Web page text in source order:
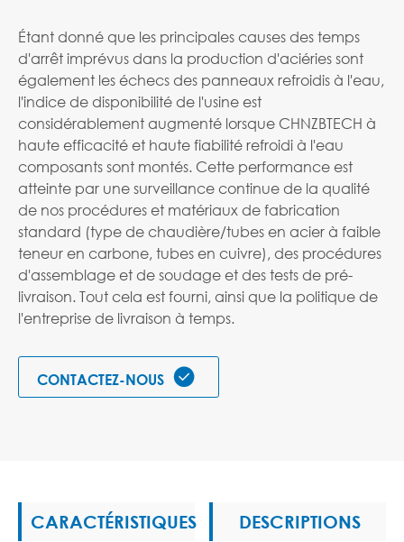
Étant donné que les principales causes des temps
d'arrêt imprévus dans la production d'aciéries sont
également les échecs des panneaux refroidis à l'eau,
l'indice de disponibilité de l'usine est
considérablement augmenté lorsque CHNZBTECH à
haute efficacité et haute fiabilité refroidi à l'eau
composants sont montés. Cette performance est
atteinte par une surveillance continue de la qualité
de nos procédures et matériaux de fabrication
standard (type de chaudière/tubes en acier à faible
teneur en carbone, tubes en cuivre), des procédures
d'assemblage et de soudage et des tests de pré-
livraison. Tout cela est fourni, ainsi que la politique de
l'entreprise de livraison à temps.
CONTACTEZ-NOUS 
CARACTÉRISTIQUES DESCRIPTIONS